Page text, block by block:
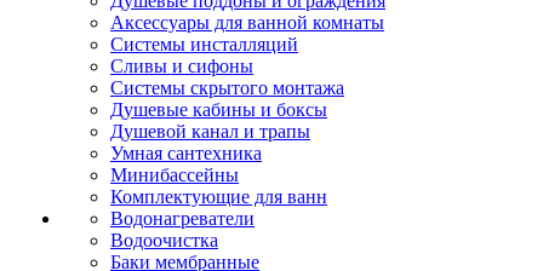
Аксессуары для ванной комнаты
Системы инсталляций
Сливы и сифоны
Системы скрытого монтажа
Душевые кабины и боксы
Душевой канал и трапы
Умная сантехника
Минибассейны
Комплектующие для ванн
Водонагреватели
Водоочистка
Баки мембранные